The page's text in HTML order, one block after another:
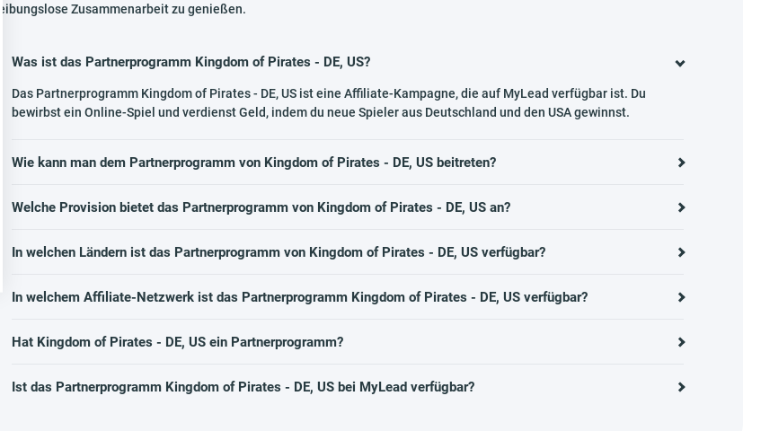
reibungslose Zusammenarbeit zu genießen.
Was ist das Partnerprogramm Kingdom of Pirates - DE, US?
Das Partnerprogramm Kingdom of Pirates - DE, US ist eine Affiliate-Kampagne, die auf MyLead verfügbar ist. Du
bewirbst ein Online-Spiel und verdienst Geld, indem du neue Spieler aus Deutschland und den USA gewinnst.
Wie kann man dem Partnerprogramm von Kingdom of Pirates - DE, US beitreten?
Welche Provision bietet das Partnerprogramm von Kingdom of Pirates - DE, US an?
In welchen Ländern ist das Partnerprogramm von Kingdom of Pirates - DE, US verfügbar?
In welchem Affiliate-Netzwerk ist das Partnerprogramm Kingdom of Pirates - DE, US verfügbar?
Hat Kingdom of Pirates - DE, US ein Partnerprogramm?
Ist das Partnerprogramm Kingdom of Pirates - DE, US bei MyLead verfügbar?